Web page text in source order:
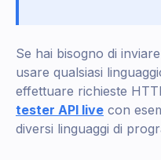
Se hai bisogno di
usare qualsiasi
effettuare richieste
tester API live con
diversi linguaggi di